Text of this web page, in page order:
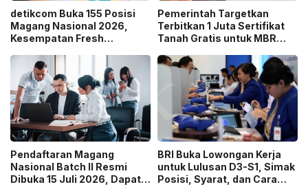
detikcom Buka 155 Posisi
Magang Nasional 2026,
Kesempatan Fresh
Media Digital!
Pemerintah Targetkan
Terbitkan 1 Juta Sertifikat
Tanah Gratis untuk MBR
Pendaftaran Magang
Nasional Batch II Resmi
Dibuka 15 Juli 2026, Dapat
BRI Buka Lowongan Kerja
untuk Lulusan D3-S1, Simak
Posisi, Syarat, dan Cara